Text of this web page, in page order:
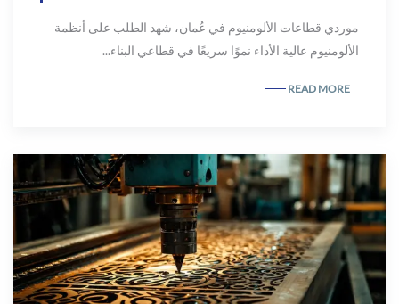
موردي قطاعات الألومنيوم في عُمان، شهد الطلب على أنظمة
الألومنيوم عالية الأداء نموًا سريعًا في قطاعي البناء...
READ MORE